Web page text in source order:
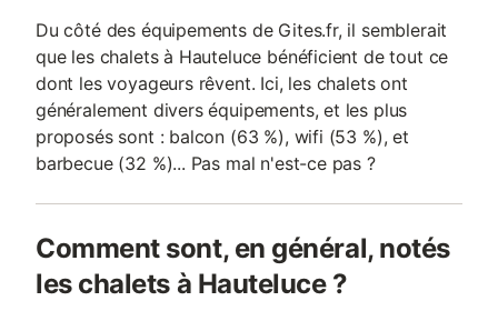
Du côté des équipements de Gites.fr, il semblerait
que les chalets à Hauteluce bénéficient de tout ce
dont les voyageurs rêvent. Ici, les chalets ont
généralement divers équipements, et les plus
proposés sont : balcon (63 %), wifi (53 %), et
barbecue (32 %)... Pas mal n'est-ce pas ?
Comment sont, en général, notés
les chalets à Hauteluce ?